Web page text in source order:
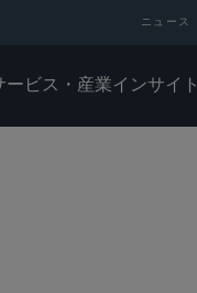
ニュース
ービス・産業インサイト